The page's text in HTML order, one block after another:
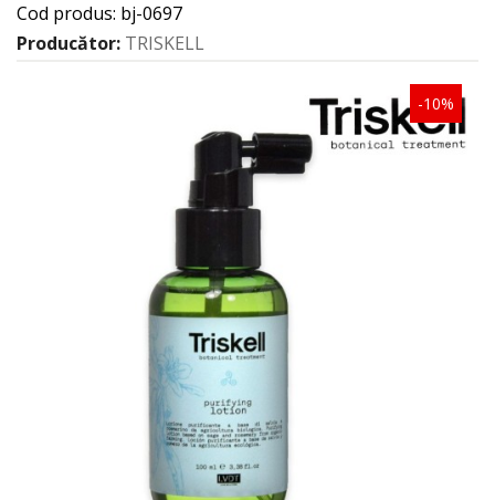
Cod produs: bj-0697
Producător: TRISKELL
-10%